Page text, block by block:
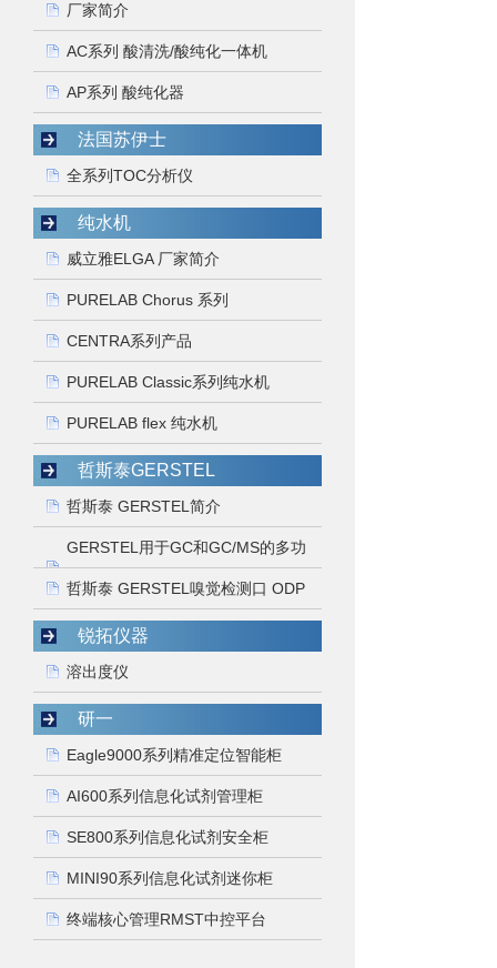
厂家简介
AC系列 酸清洗/酸纯化一体机
AP系列 酸纯化器
法国苏伊士
全系列TOC分析仪
纯水机
威立雅ELGA 厂家简介
PURELAB Chorus 系列
CENTRA系列产品
PURELAB Classic系列纯水机
PURELAB flex 纯水机
哲斯泰GERSTEL
哲斯泰 GERSTEL简介
GERSTEL用于GC和GC/MS的多功
能进样器MPS
哲斯泰 GERSTEL嗅觉检测口 ODP
锐拓仪器
溶出度仪
研一
Eagle9000系列精准定位智能柜
AI600系列信息化试剂管理柜
SE800系列信息化试剂安全柜
MINI90系列信息化试剂迷你柜
终端核心管理RMST中控平台